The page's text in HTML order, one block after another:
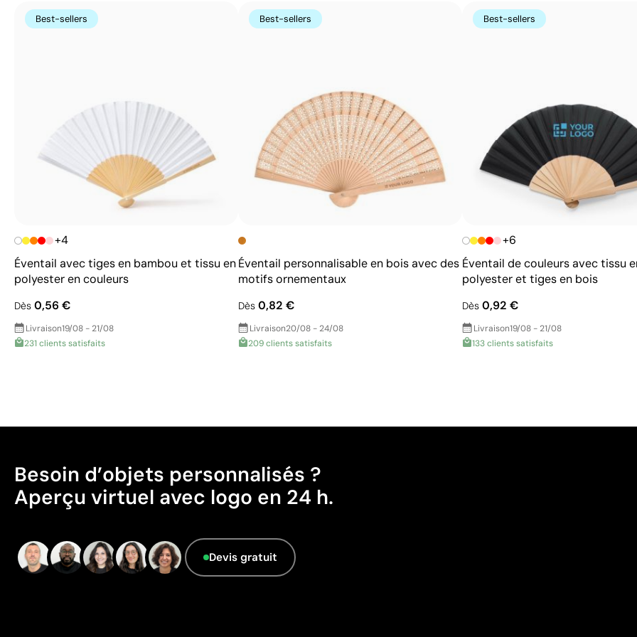
Possibilité d’impression avec couleurs Pantone®
Prix compétitifs pour les grandes quantités
Best-sellers
+4
Éventail avec tiges en bambou et tissu en
polyester en couleurs
Dès 0,56 €
Livraison19/08 - 21/08
231 clients satisfaits
Best-sellers
Éventail personnalisable en bois avec des
motifs ornementaux
Dès0,82 €
Livraison20/08 - 24/08
209 clients satisfaits
Best-sellers
+6
Éventail de couleurs avec tissu
polyester et tiges en bois
Dès0,92 €
Livraison19/08 - 21/08
133 clients satisfaits
Besoin d’objets personnalisés ?
Aperçu virtuel avec logo en 24 h.
Devis gratuit